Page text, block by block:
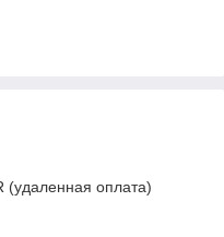
(удаленная оплата)